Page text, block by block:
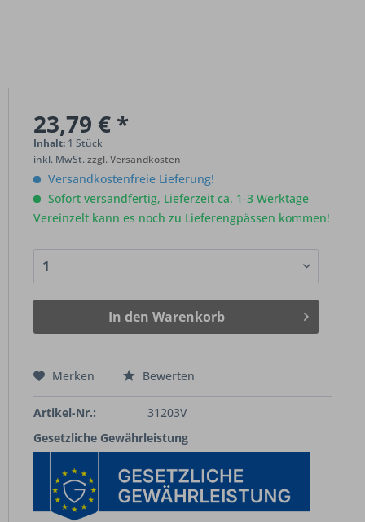
23,79 € *
Inhalt: 1 Stück
inkl. MwSt.zzgl. Versandkosten
Versandkostenfreie Lieferung!
Sofort versandfertig, Lieferzeit ca. 1-3 Werktage
Vereinzelt kann es noch zu Lieferengpässen kommen!
In den Warenkorb
Merken Bewerten
Artikel-Nr.:
31203V
Gesetzliche Gewährleistung